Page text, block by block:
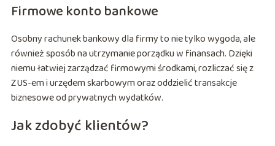
Firmowe konto bankowe
Osobny rachunek bankowy dla firmy to nie tylko wygoda, ale
również sposób na utrzymanie porządku w finansach. Dzięki
niemu łatwiej zarządzać firmowymi środkami, rozliczać się z
ZUS-em i urzędem skarbowym oraz oddzielić transakcje
biznesowe od prywatnych wydatków.
Jak zdobyć klientów?